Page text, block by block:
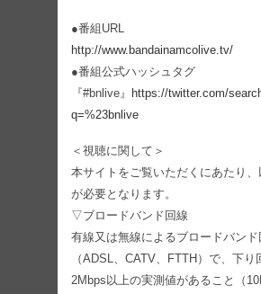
●番組URL
http://www.bandainamcolive.tv/
●番組公式ハッシュタグ
『#bnlive』
https://twitter.com/
q=%23bnlive
＜視聴に関して＞
本サイトをご覧いただくにあたり
が必要となります。
▽ブロードバンド回線
有線又は無線によるブロードバンド
（ADSL、CATV、FTTH）で、下り
2Mbps以上の実測値があること（